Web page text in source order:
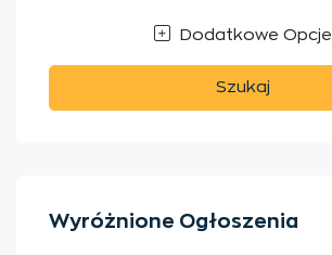
Dodatkowe Opcje
Szukaj
Wyróżnione Ogłoszenia